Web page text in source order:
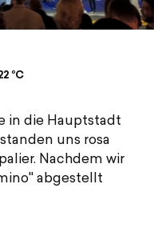
°C
in die Hauptstadt
uns rosa
Nachdem wir
abgestellt